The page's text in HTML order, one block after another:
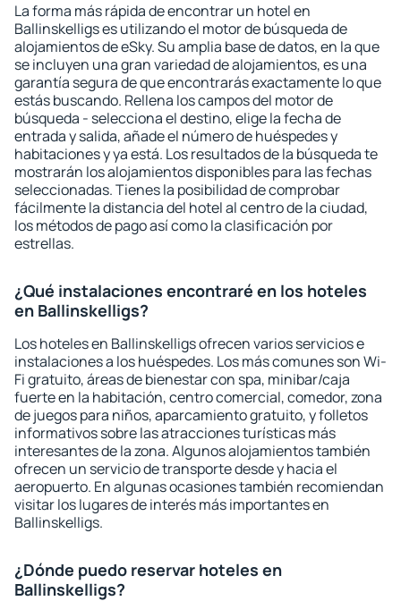
La forma más rápida de encontrar un hotel en
Ballinskelligs es utilizando el motor de búsqueda de
alojamientos de eSky. Su amplia base de datos, en la que
se incluyen una gran variedad de alojamientos, es una
garantía segura de que encontrarás exactamente lo que
estás buscando. Rellena los campos del motor de
búsqueda - selecciona el destino, elige la fecha de
entrada y salida, añade el número de huéspedes y
habitaciones y ya está. Los resultados de la búsqueda te
mostrarán los alojamientos disponibles para las fechas
seleccionadas. Tienes la posibilidad de comprobar
fácilmente la distancia del hotel al centro de la ciudad,
los métodos de pago así como la clasificación por
estrellas.
¿Qué instalaciones encontraré en los hoteles
en Ballinskelligs?
Los hoteles en Ballinskelligs ofrecen varios servicios e
instalaciones a los huéspedes. Los más comunes son Wi-
Fi gratuito, áreas de bienestar con spa, minibar/caja
fuerte en la habitación, centro comercial, comedor, zona
de juegos para niños, aparcamiento gratuito, y folletos
informativos sobre las atracciones turísticas más
interesantes de la zona. Algunos alojamientos también
ofrecen un servicio de transporte desde y hacia el
aeropuerto. En algunas ocasiones también recomiendan
visitar los lugares de interés más importantes en
Ballinskelligs.
¿Dónde puedo reservar hoteles en
Ballinskelligs?